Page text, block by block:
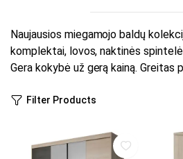
Naujausios miegamojo baldų
komplektai, lovos, naktinės
Gera kokybė už gerą kainą. Greitas
Filter Products